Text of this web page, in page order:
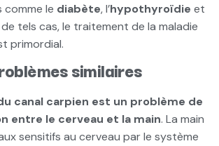
le diabète, l’hypothyroïdie et
de tels cas, le traitement de la maladie
primordial.
similaires
canal carpien est un problème de
entre le cerveau et la main. La main
sensitifs au cerveau par le système